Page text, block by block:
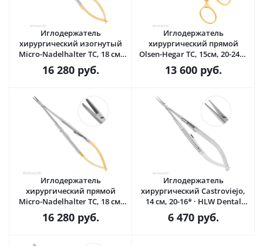
Иглодержатель
хирургический изогнутый
Micro-Nadelhalter TC, 18 см,
40-46* · HLW Dental
(Германия)
16 280руб.
Иглодержатель
хирургический прямой
Olsen-Hegar TC, 15см, 20-24* ·
HLW Dental (Германия)
13 600руб.
Иглодержатель
хирургический прямой
Micro-Nadelhalter TC, 18 см,
40-47* · HLW Dental
(Германия)
16 280руб.
Иглодержатель
хирургический Castroviejo,
14 см, 20-16* · HLW Dental
(Германия)
6 470руб.